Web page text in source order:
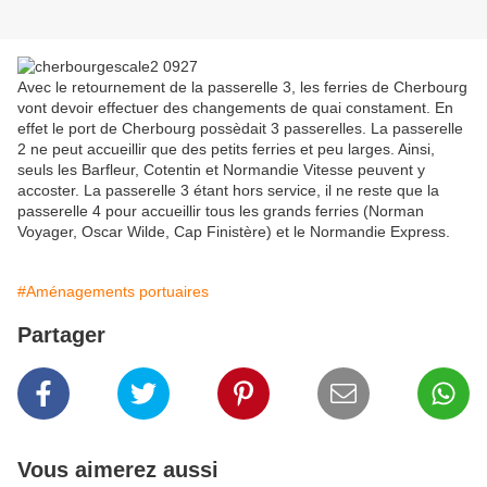
Avec le retournement de la passerelle 3, les ferries de Cherbourg
vont devoir effectuer des changements de quai constament. En
effet le port de Cherbourg possèdait 3 passerelles. La passerelle
2 ne peut accueillir que des petits ferries et peu larges. Ainsi,
seuls les Barfleur, Cotentin et Normandie Vitesse peuvent y
accoster. La passerelle 3 étant hors service, il ne reste que la
passerelle 4 pour accueillir tous les grands ferries (Norman
Voyager, Oscar Wilde, Cap Finistère) et le Normandie Express.
#Aménagements portuaires
Partager
Vous aimerez aussi